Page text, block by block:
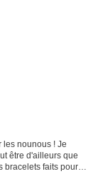
les nounous ! Je
être d'ailleurs que
bracelets faits pour